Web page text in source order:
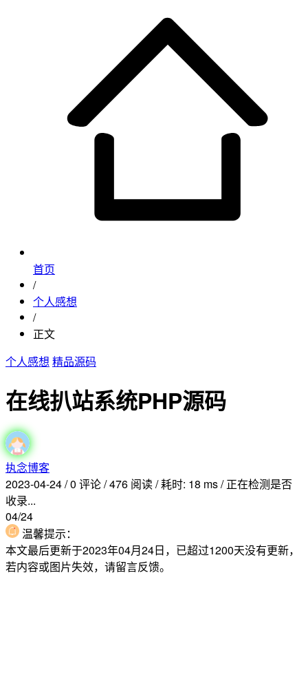
首页
/
个人感想
/
正文
个人感想 精品源码
在线扒站系统PHP源码
执念博客
2023-04-24/0 评论/476 阅读/耗时: 18 ms/ 正在检测是否
收录...
04/24
温馨提示：
本文最后更新于2023年04月24日，已超过1200天没有更新，
若内容或图片失效，请留言反馈。